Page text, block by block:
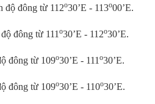
độ đông từ 112o30’E - 113o00’E.
đông từ 111 o30’E - 112o30’E.
đông từ 109o30’E - 111 o30’E.
đông từ 109o30’E - 110o30’E.